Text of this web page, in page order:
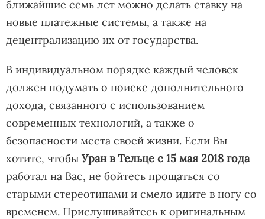
ближайшие семь лет можно делать ставку на
новые платежные системы, а также на
децентрализацию их от государства.
В индивидуальном порядке каждый человек
должен подумать о поиске дополнительного
дохода, связанного с использованием
современных технологий, а также о
безопасности места своей жизни. Если Вы
хотите, чтобы Уран в Тельце с 15 мая 2018 года
работал на Вас, не бойтесь прощаться со
старыми стереотипами и смело идите в ногу со
временем. Прислушивайтесь к оригинальным